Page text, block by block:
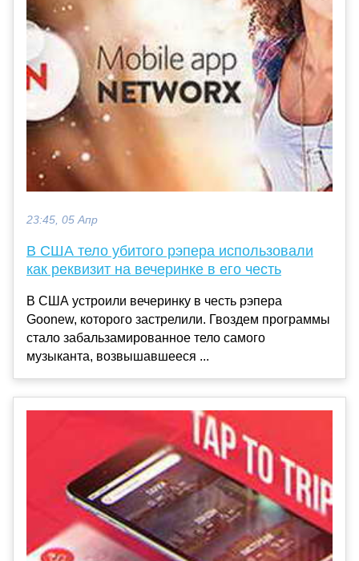
23:45, 05 Апр
В США тело убитого рэпера использовали
как реквизит на вечеринке в его честь
В США устроили вечеринку в честь рэпера
Goonew, которого застрелили. Гвоздем программы
стало забальзамированное тело самого
музыканта, возвышавшееся ...